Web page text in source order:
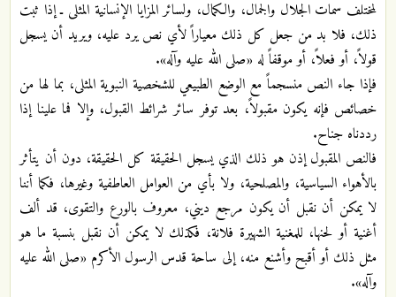
لمختلف سمات الجلال والجمال، والكمال، ولسائر المزايا الإنسانية المثلى ـ إذا ثبت
ذلك، فلا بد من جعل كل ذلك معياراً لأي نص يرد عليه، ويريد أن يسجل
قولاً، أو فعلاً، أو موقفاً له «صلى الله عليه وآله».
فإذا جاء النص منسجماً مع الوضع الطبيعي للشخصية النبوية المثلى، بما لها من
خصائص فإنه يكون مقبولاً، بعد توفر سائر شرائط القبول، وإلا فما علينا إذا
رددناه جناح.
فالنص المقبول إذن هو ذلك الذي يسجل الحقيقة كل الحقيقة، دون أن يتأثر
بالأهواء السياسية، والمصلحية، ولا بأي من العوامل العاطفية وغيرها، فكما أننا
لا يمكن أن نقبل أن يكون مرجع ديني، معروف بالورع والتقوى، قد ألف
أغنية أو لحنها، للمغنية الشهيرة فلانة، فكذلك لا يمكن أن نقبل بنسبة ما هو
مثل ذلك أو أقبح وأشنع منه، إلى ساحة قدس الرسول الأكرم «صلى الله عليه
وآله».